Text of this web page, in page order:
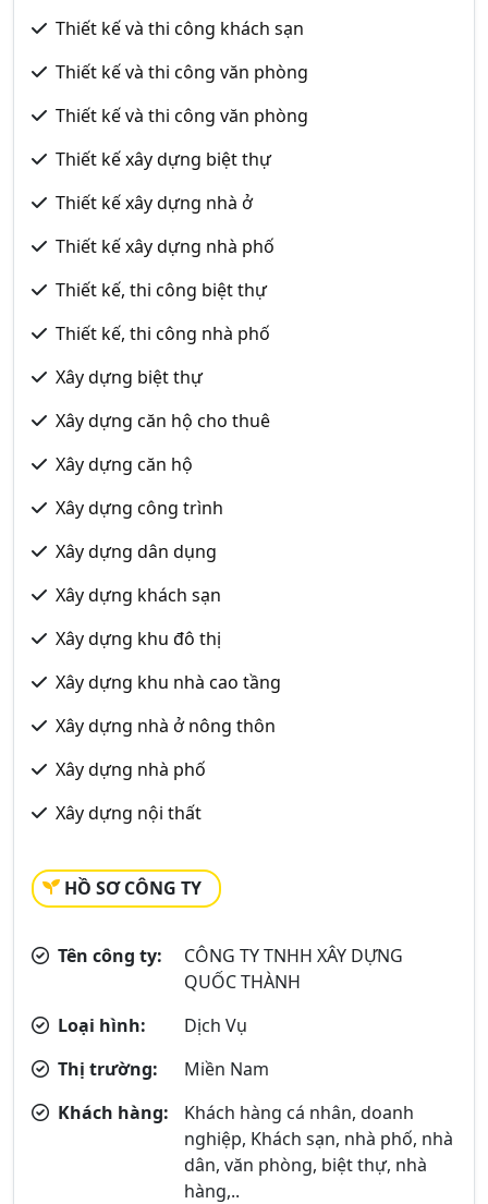
Thiết kế và thi công khách sạn
Thiết kế và thi công văn phòng
Thiết kế và thi công văn phòng
Thiết kế xây dựng biệt thự
Thiết kế xây dựng nhà ở
Thiết kế xây dựng nhà phố
Thiết kế, thi công biệt thự
Thiết kế, thi công nhà phố
Xây dựng biệt thự
Xây dựng căn hộ cho thuê
Xây dựng căn hộ
Xây dựng công trình
Xây dựng dân dụng
Xây dựng khách sạn
Xây dựng khu đô thị
Xây dựng khu nhà cao tầng
Xây dựng nhà ở nông thôn
Xây dựng nhà phố
Xây dựng nội thất
HỒ SƠ CÔNG TY
Tên công ty:
CÔNG TY TNHH XÂY DỰNG
QUỐC THÀNH
Loại hình:
Dịch Vụ
Thị trường:
Miền Nam
Khách hàng:
Khách hàng cá nhân, doanh
nghiệp, Khách sạn, nhà phố, nhà
dân, văn phòng, biệt thự, nhà
hàng,..